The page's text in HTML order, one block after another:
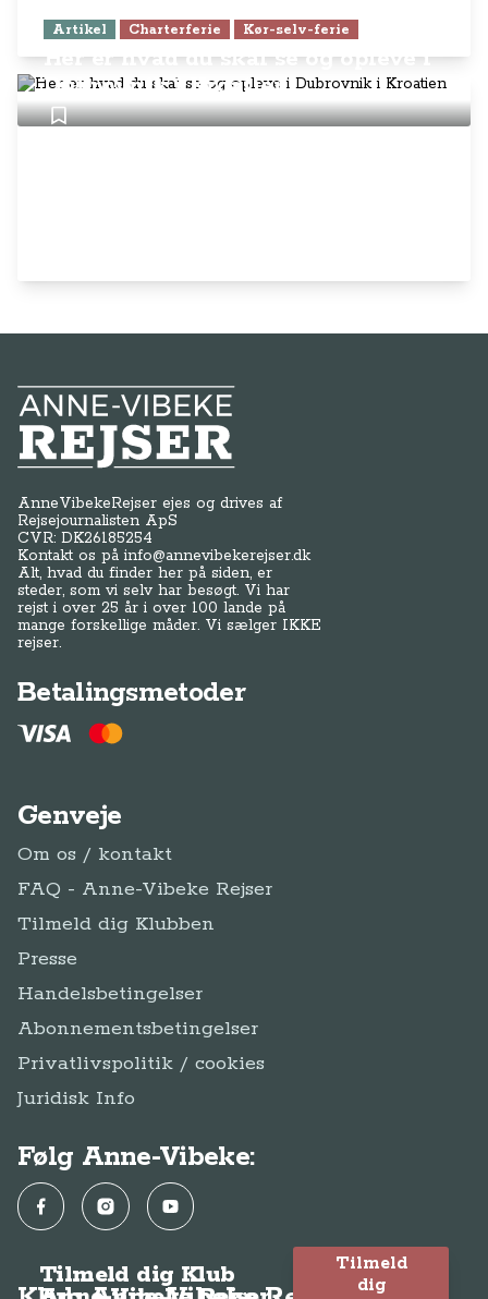
Artikel Charterferie Kør-selv-ferie
Her er hvad du skal se og opleve i
Dubrovnik i Kroatien
Anne-Vibeke Rejser
AnneVibekeRejser ejes og drives af
Rejsejournalisten ApS
CVR: DK26185254
Kontakt os påinfo@annevibekerejser.dk
Alt, hvad du finder her på siden, er
steder, som vi selv har besøgt. Vi har
rejst i over 25 år i over 100 lande på
mange forskellige måder. Vi sælger IKKE
rejser.
Betalingsmetoder
Genveje
Om os / kontakt
FAQ - Anne-Vibeke Rejser
Tilmeld dig Klubben
Presse
Handelsbetingelser
Abonnementsbetingelser
Privatlivspolitik / cookies
Juridisk Info
Følg Anne-Vibeke:
FacebookInstagramYouTube
Tilmeld dig Klub
Tilmeld
dig